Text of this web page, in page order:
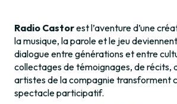
Radio Castorest l’aventure d’une
la musique, la parole et le jeu deviennent
dialogue entre générations et entre
collectages de témoignages, de récits,
artistes de la compagnie transforment
spectacle participatif.